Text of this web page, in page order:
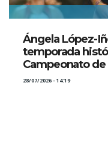
Ángela López-
temporada
Campeonato
28/07/2026 - 14:19